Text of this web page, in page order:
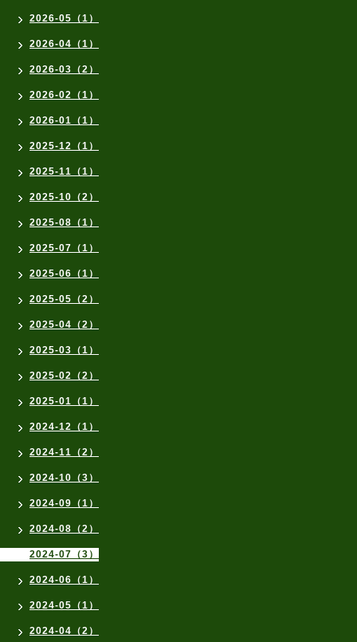
2026-05（1）
2026-04（1）
2026-03（2）
2026-02（1）
2026-01（1）
2025-12（1）
2025-11（1）
2025-10（2）
2025-08（1）
2025-07（1）
2025-06（1）
2025-05（2）
2025-04（2）
2025-03（1）
2025-02（2）
2025-01（1）
2024-12（1）
2024-11（2）
2024-10（3）
2024-09（1）
2024-08（2）
2024-07（3）
2024-06（1）
2024-05（1）
2024-04（2）